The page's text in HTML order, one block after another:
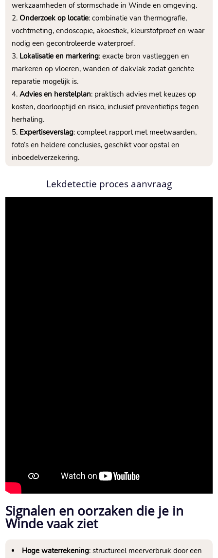
werkzaamheden of stormschade in Winde en omgeving.​
Onderzoek op locatie: combinatie van thermografie,
vochtmeting, endoscopie, akoestiek, kleurstofproef en waar
nodig een gecontroleerde waterproef.​
Lokalisatie en markering: exacte bron vastleggen en
markeren op vloeren, wanden of dakvlak zodat gerichte
reparatie mogelijk is.​
Advies en herstelplan: praktisch advies met keuzes op
kosten, doorlooptijd en risico, inclusief preventietips tegen
herhaling.​
Expertiseverslag: compleet rapport met meetwaarden,
foto’s en heldere conclusies, geschikt voor opstal en
inboedelverzekering.​
Lekdetectie proces aanvraag
Signalen en oorzaken die je in
Winde vaak ziet
Hoge waterrekening: structureel meerverbruik door een